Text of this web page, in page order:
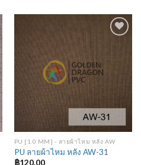
Wishlist
PU [1.0 MM] - ลายผ้าไหม หลัง AW
PU ลายผ้าไหม หลัง AW-31
฿120.00